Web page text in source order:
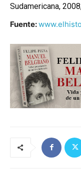
Sudamericana,
Fuente: